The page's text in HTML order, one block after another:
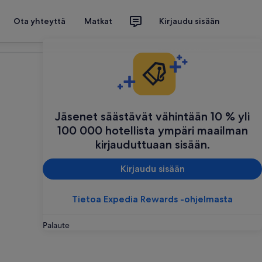
Ota yhteyttä Matkat Kirjaudu sisään
Jäsenet säästävät vähintään 10 % yli
100 000 hotellista ympäri maailman
kirjauduttuaan sisään.
Kirjaudu sisään
Tietoa Expedia Rewards -ohjelmasta
Palaute